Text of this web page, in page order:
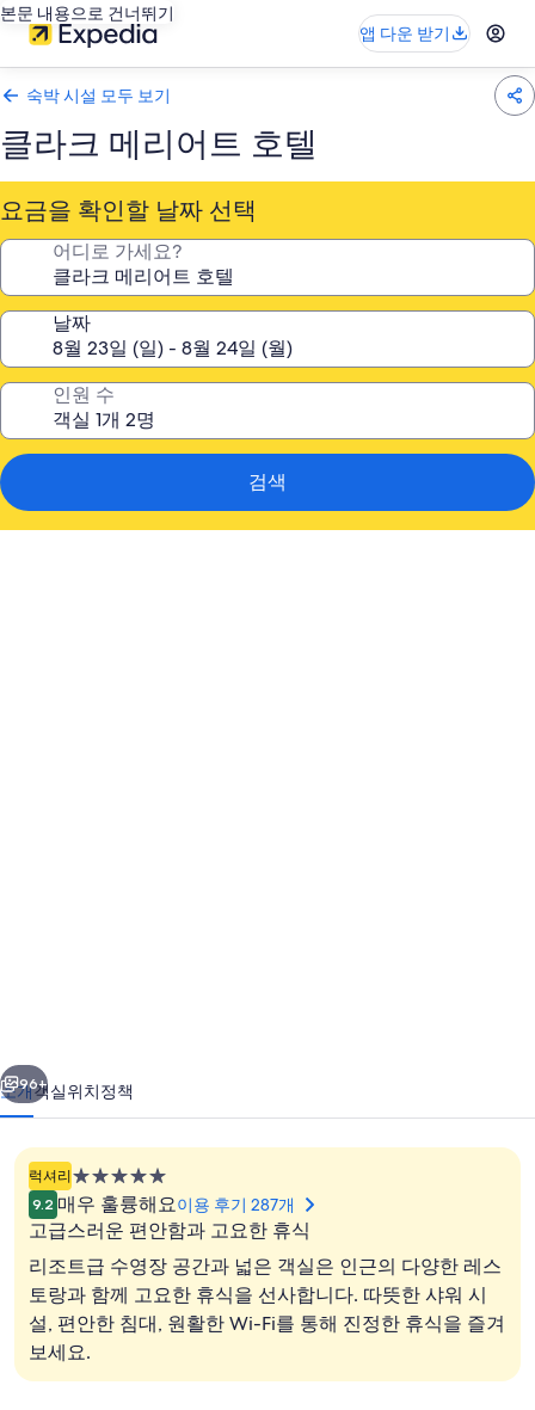
본문 내용으로 건너뛰기
앱 다운 받기
숙박 시설 모두 보기
클라크 메리어트 호텔
요금을 확인할 날짜 선택
어디로 가세요?
날짜
인원 수
검색
호
텔
의
다음
96+
소개객실위치정책
럭셔리5.0
성
급
숙
박
시
설
9.2 매우 훌륭해요이용 후기 287개
고급스러운 편안함과 고요한 휴식
리조트급 수영장 공간과 넓은 객실은 인근의 다양한 레스
토랑과 함께 고요한 휴식을 선사합니다. 따뜻한 샤워 시
설, 편안한 침대, 원활한 Wi-Fi를 통해 진정한 휴식을 즐겨
보세요.